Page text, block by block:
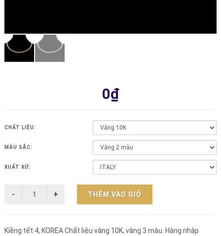
0₫
CHẤT LIỆU:
MÀU SẮC:
XUẤT XỨ:
THÊM VÀO GIỎ
Kiềng tết 4, KOREA Chất liệu vàng 10K, vàng 3 màu. Hàng nhập